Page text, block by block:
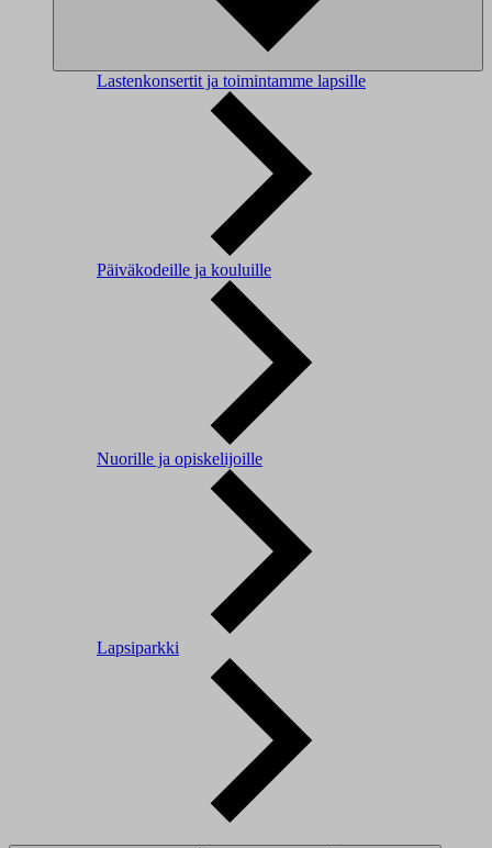
Lastenkonsertit ja toimintamme lapsille
Päiväkodeille ja kouluille
Nuorille ja opiskelijoille
Lapsiparkki